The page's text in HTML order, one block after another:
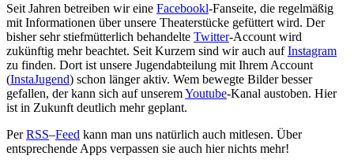
Seit Jahren betreiben wir eine Facebookl-Fanseite, die regelmäßig
mit Informationen über unsere Theaterstücke gefüttert wird. Der
bisher sehr stiefmütterlich behandelte Twitter-Account wird
zukünftig mehr beachtet. Seit Kurzem sind wir auch aufInstagram
zu finden. Dort ist unsere Jugendabteilung mit Ihrem Account
(InstaJugend) schon länger aktiv. Wem bewegte Bilder besser
gefallen, der kann sich auf unseremYoutube-Kanal austoben. Hier
ist in Zukunft deutlich mehr geplant.
PerRSS–Feed kann man uns natürlich auch mitlesen. Über
entsprechende Apps verpassen sie auch hier nichts mehr!